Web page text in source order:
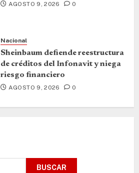
AGOSTO 9, 2026 0
Nacional
Sheinbaum defiende reestructura
de créditos del Infonavit y niega
riesgo financiero
AGOSTO 9, 2026 0
BUSCAR